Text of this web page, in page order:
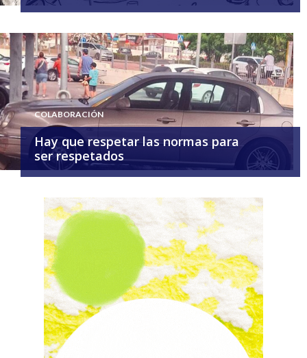
COLABORACIÓN
Hay que respetar las normas para
ser respetados